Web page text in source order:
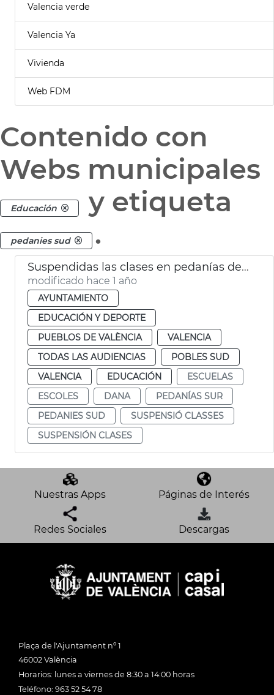
Valencia verde
Valencia Ya
Vivienda
Web FDM
Contenido con
Webs municipales
Educación y etiqueta
pedanies sud .
Suspendidas las clases en pedanías del Sur de València por lluvias
modificado hace 1 año
AYUNTAMIENTO
EDUCACIÓN Y DEPORTE
PUEBLOS DE VALÈNCIA
VALENCIA
TODAS LAS AUDIENCIAS
POBLES SUD
VALENCIA
EDUCACIÓN
ESCUELAS
ESCOLES
DANA
PEDANÍAS SUR
PEDANIES SUD
SUSPENSIÓ CLASSES
SUSPENSIÓN CLASES
Nuestras Apps Páginas de Interés
Redes Sociales Descargas
Plaça de l'Ajuntament nº 1
46002 València
Horarios: lunes a viernes de 8:30 a 14:00 horas
Teléfono: 963 52 54 78